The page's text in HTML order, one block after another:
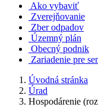
Ako vybaviť
Zverejňovanie
Zber odpadov
Územný plán
Obecný podnik
Zariadenie pre
Úvodná stránka
Úrad
Hospodárenie